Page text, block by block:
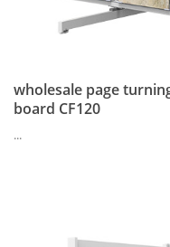
wholesale page
board CF120
...